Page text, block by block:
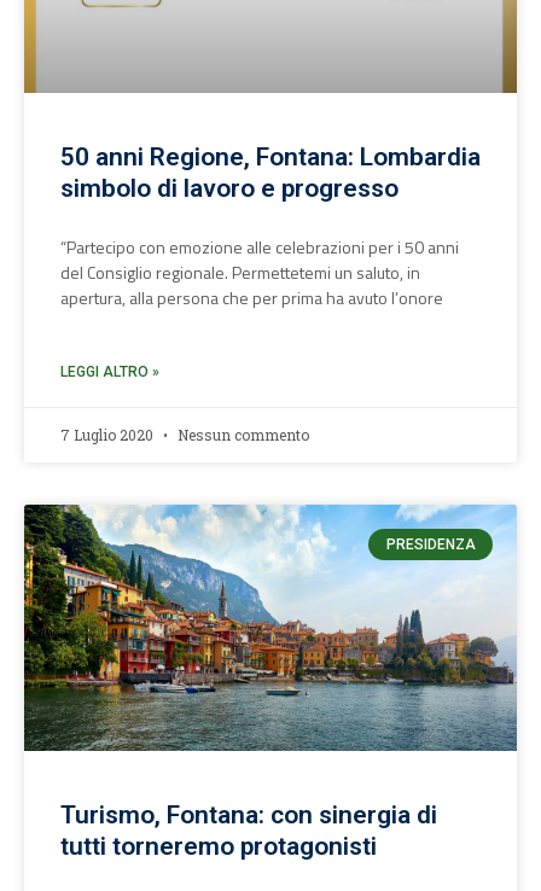
50 anni Regione, Fontana: Lombardia
simbolo di lavoro e progresso
“Partecipo con emozione alle celebrazioni per i 50 anni
del Consiglio regionale. Permettetemi un saluto, in
apertura, alla persona che per prima ha avuto l’onore
LEGGI ALTRO »
7 Luglio 2020 Nessun commento
PRESIDENZA
Turismo, Fontana: con sinergia di
tutti torneremo protagonisti